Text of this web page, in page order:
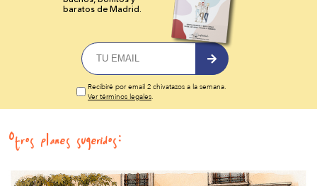
baratos de Madrid.
Recibiré por email 2 chivatazos a la semana.
Ver términos legales.
Otros planes sugeridos: